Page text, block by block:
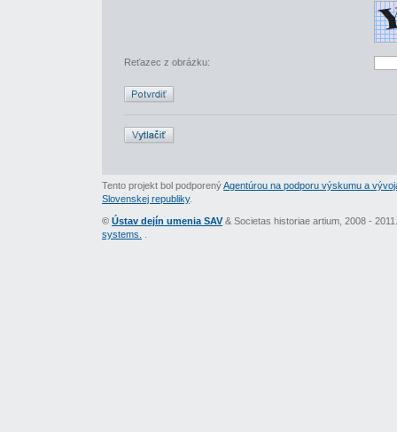
Reťazec z obrázku:
Tento projekt bol podporenýAgentúrou na podporu výskumu a
Slovenskej republiky.
© Ústav dejín umenia SAV & Societas historiae artium, 2008 -
systems.